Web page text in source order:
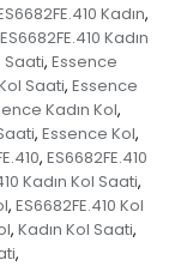
Kadın,
Kadın
Saati, Essence
Saati, Essence
Kadın Kol,
, Essence Kol,
, ES6682FE.410
Kadın Kol Saati,
, ES6682FE.410 Kol
, Kadın Kol Saati,
,